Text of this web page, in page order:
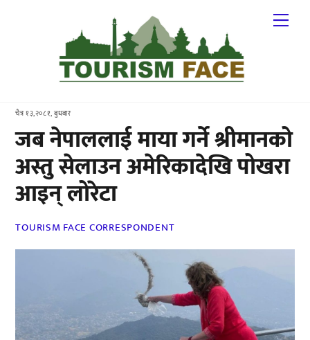
चैत्र १३,२०८१, बुधबार
जब नेपाललाई माया गर्ने श्रीमानको
अस्तु सेलाउन अमेरिकादेखि पोखरा
आइन् लोरेटा
TOURISM FACE CORRESPONDENT